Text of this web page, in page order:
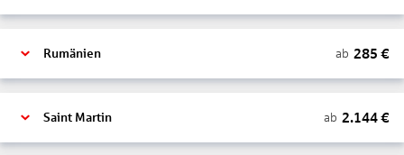
Rumänien ab 285 €
Saint Martin ab 2.144€